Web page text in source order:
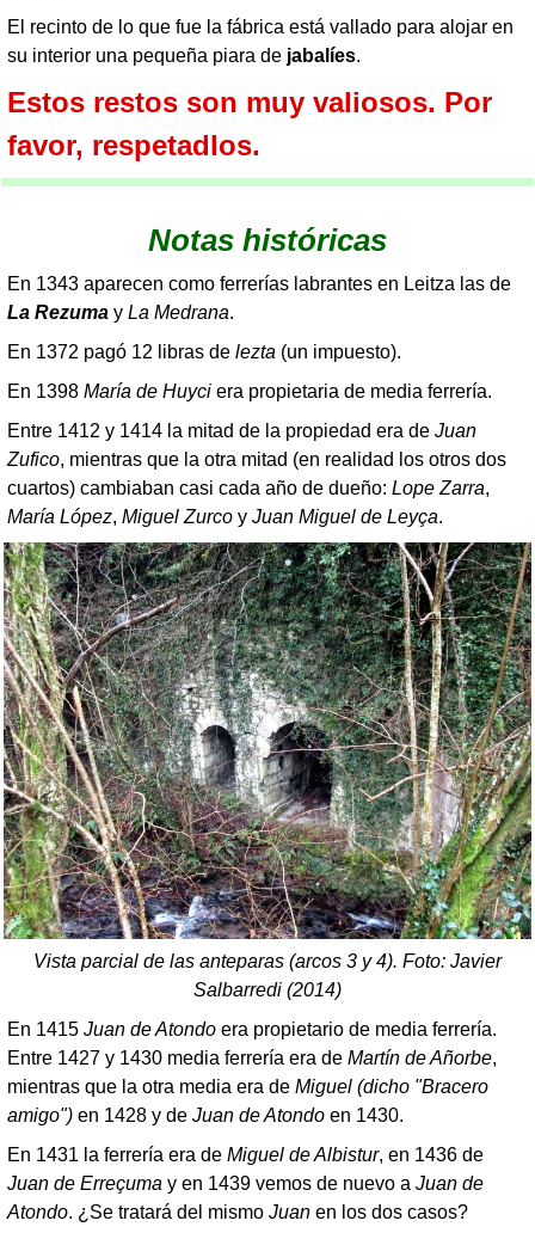
El recinto de lo que fue la fábrica está vallado para alojar en
su interior una pequeña piara de jabalíes.
Estos restos son muy valiosos. Por
favor, respetadlos.
Notas históricas
En 1343 aparecen como ferrerías labrantes en Leitza las de
La Rezuma y La Medrana.
En 1372 pagó 12 libras de lezta (un impuesto).
En 1398 María de Huyci era propietaria de media ferrería.
Entre 1412 y 1414 la mitad de la propiedad era de Juan
Zufico, mientras que la otra mitad (en realidad los otros dos
cuartos) cambiaban casi cada año de dueño: Lope Zarra,
María López, Miguel Zurco y Juan Miguel de Leyça.
Vista parcial de las anteparas (arcos 3 y 4). Foto: Javier
Salbarredi (2014)
En 1415 Juan de Atondo era propietario de media ferrería.
Entre 1427 y 1430 media ferrería era de Martín de Añorbe,
mientras que la otra media era de Miguel (dicho "Bracero
amigo") en 1428 y de Juan de Atondo en 1430.
En 1431 la ferrería era de Miguel de Albistur, en 1436 de
Juan de Erreçuma y en 1439 vemos de nuevo a Juan de
Atondo. ¿Se tratará del mismo Juan en los dos casos?